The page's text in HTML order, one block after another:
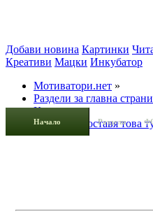
Начало Раздели
Добави новина Картинки
Креативи Мацки Инкубатор
Мотиватори.нет »
Раздели за главна
Картинки»
Просто ще оставя това